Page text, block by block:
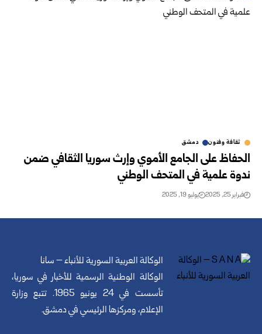
ثقافة وفنون دمشق
الحفاظ على الجامع الأموي وإرث سوريا الثقافي ضمن
ندوة علمية في المتحف الوطني
فبراير 25, 2025 يوليو 19, 2025
الوكالة العربية السورية للأنباء – سانا
الوكالة الوطنية الرسمية للأخبار في سوريا،
تأسست في 24 يونيو 1965. تتبع وزارة
الإعلام، ومركزها الرئيسي في دمشق.